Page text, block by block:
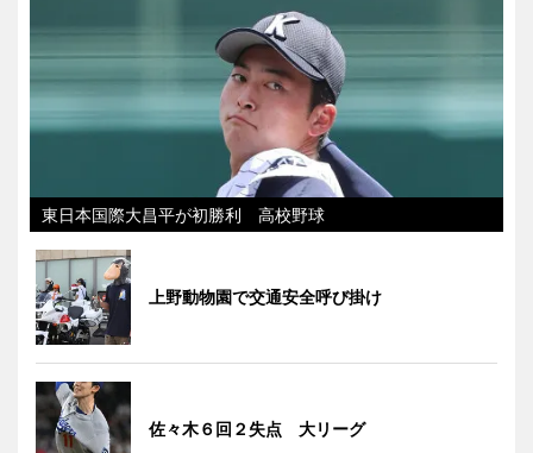
東日本国際大昌平が初勝利 高校野球
上野動物園で交通安全呼び掛け
佐々木６回２失点 大リーグ